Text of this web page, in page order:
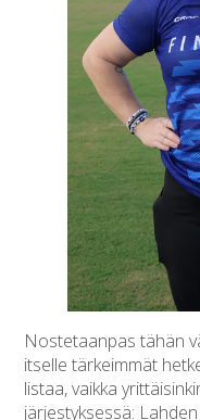
Nostetaanpas tähän
itselle tärkeimmät
listaa, vaikka
järjestyksessä: